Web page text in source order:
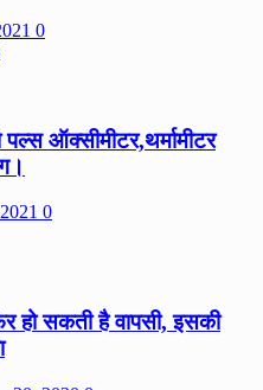
0
ऑक्सीमीटर,थर्मामीटर
0
हो सकती है वापसी, इसकी